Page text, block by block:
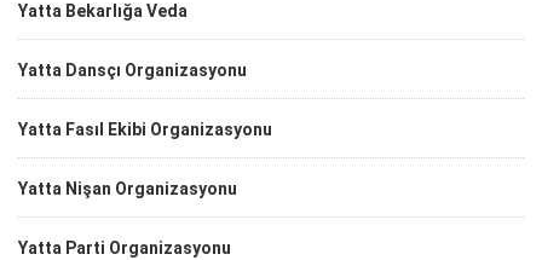
Yatta Bekarlığa Veda
Yatta Dansçı Organizasyonu
Yatta Fasıl Ekibi Organizasyonu
Yatta Nişan Organizasyonu
Yatta Parti Organizasyonu